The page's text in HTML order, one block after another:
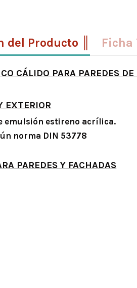
Producto ║ Ficha
CÁLIDO PARA PAREDES
EXTERIOR
emulsión estireno acrílica.
norma DIN 53778
PAREDES Y FACHADAS